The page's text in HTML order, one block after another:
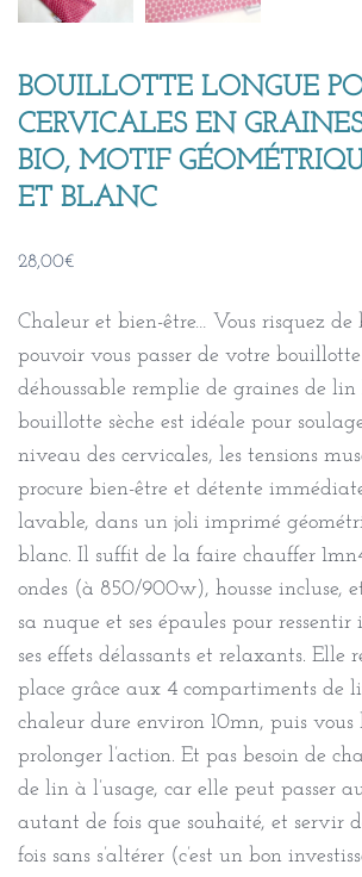
BOUILLOTTE LONGUE
CERVICALES EN
BIO, MOTIF
ET BLANC
28,00€
Chaleur et bien-être… Vous risquez
pouvoir vous passer de votre
déhoussable remplie de graines de lin
bouillotte sèche est idéale pour
niveau des cervicales, les tensions
procure bien-être et détente
lavable, dans un joli imprimé
blanc. Il suffit de la faire chauffer
ondes (à 850/900w), housse incluse,
sa nuque et ses épaules pour
ses effets délassants et relaxants. Elle
place grâce aux 4 compartiments de
chaleur dure environ 10mn, puis
prolonger l’action. Et pas besoin de
de lin à l’usage, car elle peut passer
autant de fois que souhaité, et servir
fois sans s’altérer (c’est un bon